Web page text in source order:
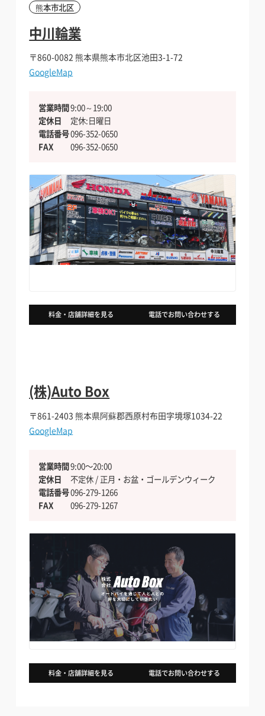
安全安心の個人間のシェア保険
インバウンドへの対応
加盟店になりたい方向け
バイクを借りたい方
安全安心の個人間のシェア保険
インバウンドへの対応
加盟店になりたい方向け
熊本市北区
中川輪業
〒860-0082熊本県熊本市北区池田3-1-72
GoogleMap
営業時間9:00～19:00
定休日
定休:日曜日
電話番号096-352-0650
FAX
096-352-0650
料金・店舗詳細を見る 電話でお問い合わせする
(株)Auto Box
〒861-2403熊本県阿蘇郡西原村布田字境塚1034-22
GoogleMap
営業時間9:00〜20:00
定休日
不定休 / 正月・お盆・ゴールデンウィーク
電話番号096-279-1266
FAX
096-279-1267
料金・店舗詳細を見る 電話でお問い合わせする